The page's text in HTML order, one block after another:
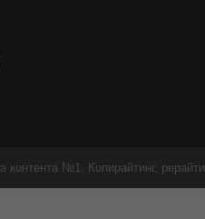
№1. Копирайтинг,